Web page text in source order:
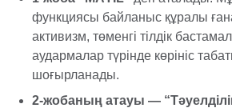
функциясы байланыс құралы
активизм, төменгі тілдік
аудармалар түрінде көрініс
шоғырланады.
2-жобаның атауы —